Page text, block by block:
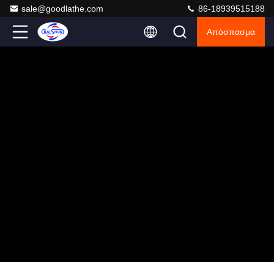
sale@goodlathe.com 86-18939515188
Απόσπασμα